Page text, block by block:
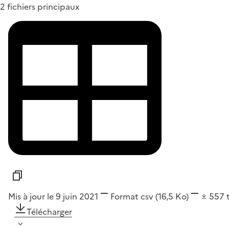
2 fichiers principaux
Mis à jour le 9 juin 2021 Format csv(16,5 Ko) 557
Télécharger